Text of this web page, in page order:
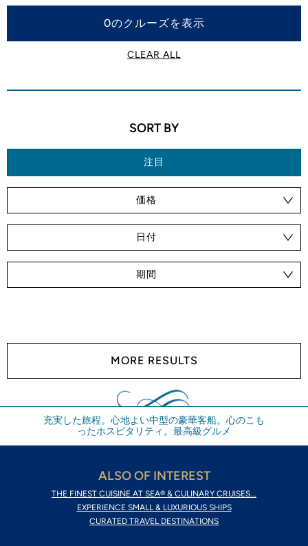
0のクルーズを表示
CLEAR ALL
SORT BY
注目
価格
日付
期間
MORE RESULTS
充実した旅程。心地よい中型の豪華客船。心のこも
ったホスピタリティ。最高級グルメ
ALSO OF INTEREST
THE FINEST CUISINE AT SEA® & CULINARY CRUISES...
EXPERIENCE SMALL & LUXURIOUS SHIPS
CURATED TRAVEL DESTINATIONS